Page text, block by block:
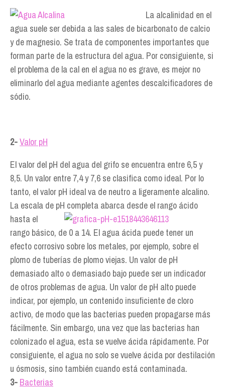
La alcalinidad en el
agua suele ser debida a las sales de bicarbonato de calcio
y de magnesio. Se trata de componentes importantes que
forman parte de la estructura del agua. Por consiguiente, si
el problema de la cal en el agua no es grave, es mejor no
eliminarlo del agua mediante agentes descalcificadores de
sódio.
2-Valor pH
El valor del pH del agua del grifo se encuentra entre 6,5 y
8,5. Un valor entre 7,4 y 7,6 se clasifica como ideal. Por lo
tanto, el valor pH ideal va de neutro a ligeramente alcalino.
La escala de pH completa abarca desde el rango ácido
hasta el
rango básico, de 0 a 14. El agua ácida puede tener un
efecto corrosivo sobre los metales, por ejemplo, sobre el
plomo de tuberías de plomo viejas. Un valor de pH
demasiado alto o demasiado bajo puede ser un indicador
de otros problemas de agua. Un valor de pH alto puede
indicar, por ejemplo, un contenido insuficiente de cloro
activo, de modo que las bacterias pueden propagarse más
fácilmente. Sin embargo, una vez que las bacterias han
colonizado el agua, esta se vuelve ácida rápidamente. Por
consiguiente, el agua no solo se vuelve ácida por destilación
u ósmosis, sino también cuando está contaminada.
3- Bacterias